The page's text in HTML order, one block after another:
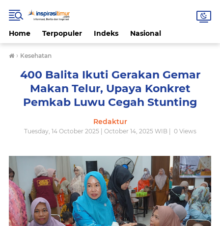
Home Terpopuler Indeks Nasional
› Kesehatan
400 Balita Ikuti Gerakan Gemar
Makan Telur, Upaya Konkret
Pemkab Luwu Cegah Stunting
Redaktur
Tuesday, 14 October 2025 | October 14, 2025 WIB | 0Views